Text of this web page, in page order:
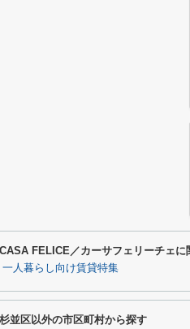
CASA FELICE／カーサフェリーチェ
一人暮らし向け賃貸特集
杉並区以外の市区町村から探す